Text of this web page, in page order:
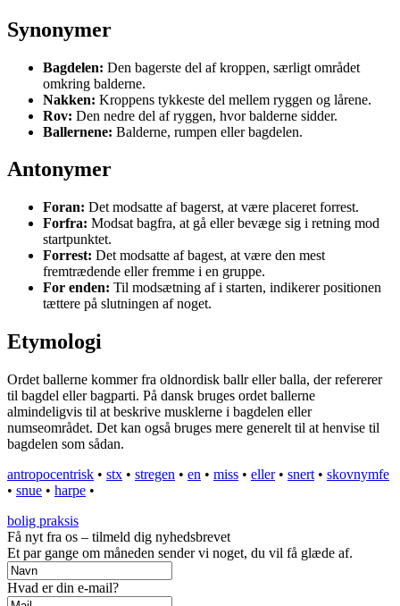
Synonymer
Bagdelen: Den bagerste del af kroppen, særligt området
omkring balderne.
Nakken: Kroppens tykkeste del mellem ryggen og lårene.
Rov: Den nedre del af ryggen, hvor balderne sidder.
Ballernene: Balderne, rumpen eller bagdelen.
Antonymer
Foran: Det modsatte af bagerst, at være placeret forrest.
Forfra: Modsat bagfra, at gå eller bevæge sig i retning mod
startpunktet.
Forrest: Det modsatte af bagest, at være den mest
fremtrædende eller fremme i en gruppe.
For enden: Til modsætning af i starten, indikerer positionen
tættere på slutningen af noget.
Etymologi
Ordet ballerne kommer fra oldnordisk ballr eller balla, der refererer
til bagdel eller bagparti. På dansk bruges ordet ballerne
almindeligvis til at beskrive musklerne i bagdelen eller
numseområdet. Det kan også bruges mere generelt til at henvise til
bagdelen som sådan.
antropocentrisk • stx • stregen • en • miss • eller• snert • skovnymfe
• snue • harpe •
bolig praksis
Få nyt fra os – tilmeld dig nyhedsbrevet
Et par gange om måneden sender vi noget, du vil få glæde af.
Hvad er din e-mail?